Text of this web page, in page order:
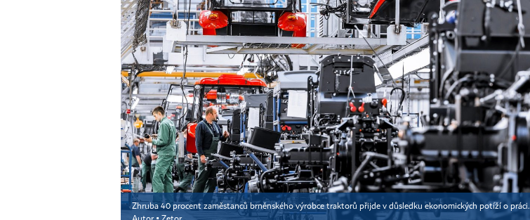
Zhruba 40 procent zaměstanců brněnského výrobce traktorů přijde v důsledku ekonomických potíží o práci.